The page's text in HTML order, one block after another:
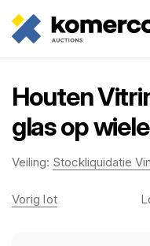
Houten
glas op
Veiling: Stockliquidatie
Vorig lot